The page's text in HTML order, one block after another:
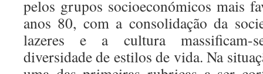
pelos grupos socioeconómicos mais
anos 80, com a consolidação da
lazeres e a cultura massificam-
diversidade de estilos de vida. Na